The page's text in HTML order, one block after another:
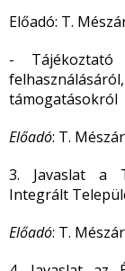
Előadó: T.
-
támogatásokról
Előadó: T.
3. Javaslat a
Integrált
Előadó: T.